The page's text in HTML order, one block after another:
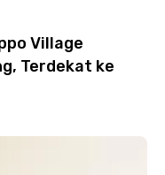
Village
Terdekat ke